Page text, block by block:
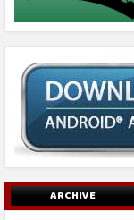
ARCHIVE